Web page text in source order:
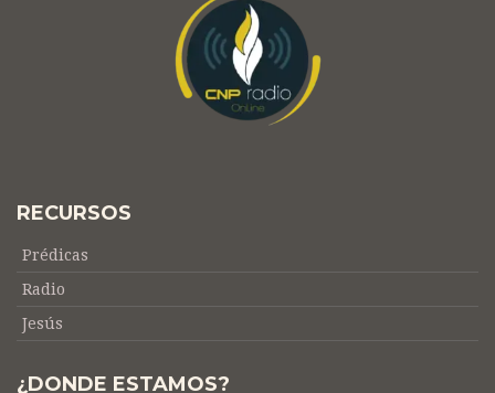
RECURSOS
Prédicas
Radio
Jesús
¿DONDE ESTAMOS?